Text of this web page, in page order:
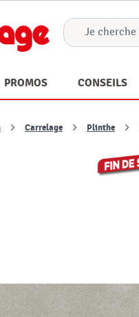
PROMOS CONSEILS
Carrelage Plinthe